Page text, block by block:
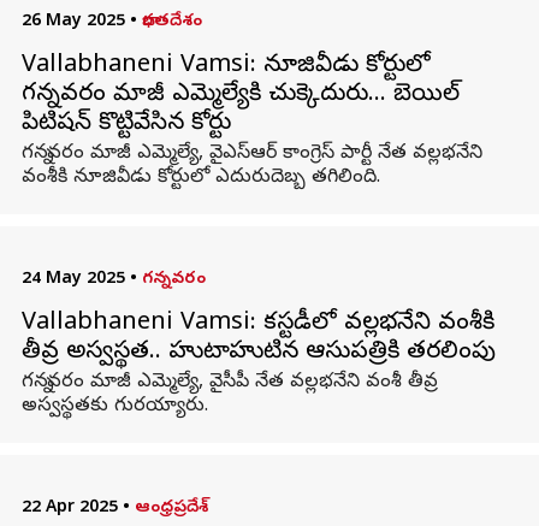
26 May 2025 • భారతదేశం
Vallabhaneni Vamsi: నూజివీడు కోర్టులో
గన్నవరం మాజీ ఎమ్మెల్యేకి చుక్కెదురు… బెయిల్
పిటిషన్‌ కొట్టివేసిన కోర్టు
గన్నవరం మాజీ ఎమ్మెల్యే, వైఎస్ఆర్ కాంగ్రెస్ పార్టీ నేత వల్లభనేని
వంశీకి నూజివీడు కోర్టులో ఎదురుదెబ్బ తగిలింది.
24 May 2025 • గన్నవరం
Vallabhaneni Vamsi: కస్టడీలో వల్లభనేని వంశీకి
తీవ్ర అస్వస్థత.. హుటాహుటిన ఆసుపత్రికి తరలింపు
గన్నవరం మాజీ ఎమ్మెల్యే, వైసీపీ నేత వల్లభనేని వంశీ తీవ్ర
అస్వస్థతకు గురయ్యారు.
22 Apr 2025 • ఆంధ్రప్రదేశ్